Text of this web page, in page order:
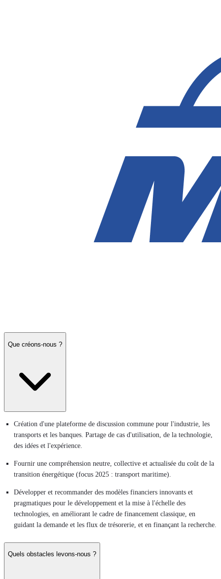
Que créons-nous ?
Création d'une plateforme de discussion commune pour l'industrie, les
transports et les banques. Partage de cas d'utilisation, de la technologie,
des idées et l'expérience.
Fournir une compréhension neutre, collective et actualisée du coût de la
transition énergétique (focus 2025 : transport maritime).
Développer et recommander des modèles financiers innovants et
pragmatiques pour le développement et la mise à l'échelle des
technologies, en améliorant le cadre de financement classique, en
guidant la demande et les flux de trésorerie, et en finançant la recherche.
Quels obstacles levons-nous ?